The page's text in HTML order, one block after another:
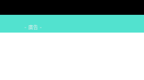
- 廣告 -